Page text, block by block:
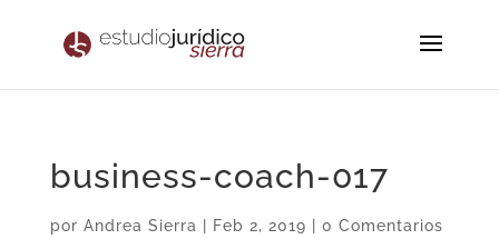
business-coach-017
por Andrea Sierra Feb 2, 2019 0 Comentarios